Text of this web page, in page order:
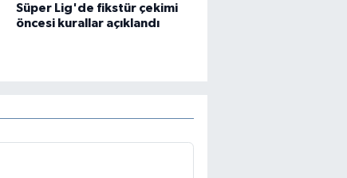
Süper Lig'de fikstür çekimi
öncesi kurallar açıklandı